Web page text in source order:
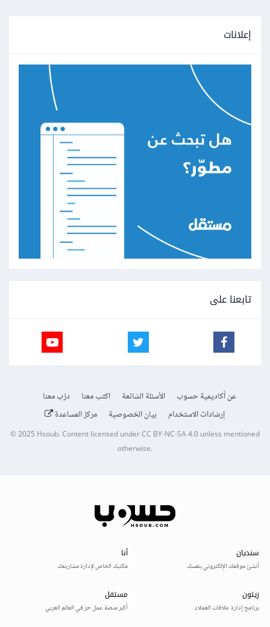
إعلانات
تابعنا على
عن أكاديمية حسوب الأسئلة الشائعة اكتب معنا
درّب معنا
إرشادات الاستخدام
بيان الخصوصية مركز المساعدة
© 2025Hsoub.Content licensed underCC BY-NC-SA 4.0unless mentioned
otherwise.